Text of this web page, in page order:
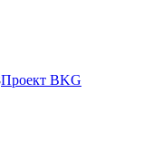
Проект BKG